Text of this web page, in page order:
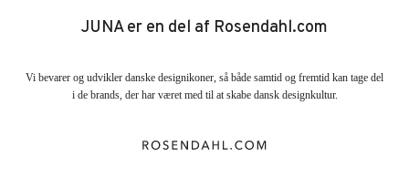
JUNA er en del af Rosendahl.com
Vi bevarer og udvikler danske designikoner, så både samtid og fremtid kan tage del
i de brands, der har været med til at skabe dansk designkultur.